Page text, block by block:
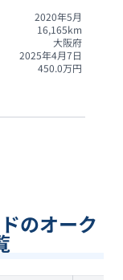
2020年5月
16,165km
大阪府
2025年4月7日
450.0万円
のオーク